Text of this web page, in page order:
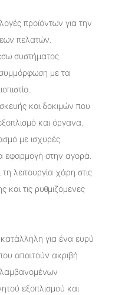
προϊόντων για την
πελατών.
συστήματος
συμμόρφωση με τα
και δοκιμών που
και όργανα.
με ισχυρές
εφαρμογή στην αγορά.
λειτουργία χάρη στις
και τις ρυθμιζόμενες
για ένα ευρύ
απαιτούν ακριβή
εξοπλισμού και